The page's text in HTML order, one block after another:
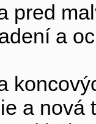
pred
a
a